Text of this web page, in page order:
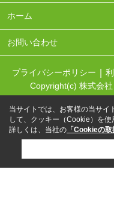
ホーム
お問い合わせ
プライバシーポリシー
Copyright(c) 株式会
当サイトでは、お客様の当サイ
して、クッキー（Cookie）を使
詳しくは、当社の 「Cookieの